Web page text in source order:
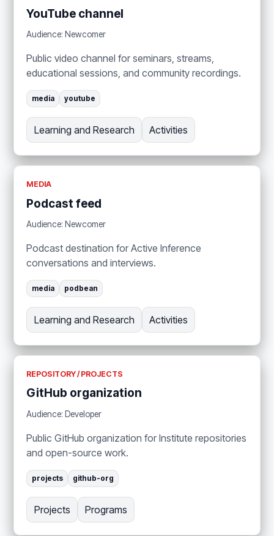
YouTube channel
Audience: Newcomer
Public video channel for seminars, streams,
educational sessions, and community recordings.
media youtube
Learning and Research Activities
MEDIA
Podcast feed
Audience: Newcomer
Podcast destination for Active Inference
conversations and interviews.
media podbean
Learning and Research Activities
REPOSITORY / PROJECTS
GitHub organization
Audience: Developer
Public GitHub organization for Institute repositories
and open-source work.
projects github-org
Projects Programs